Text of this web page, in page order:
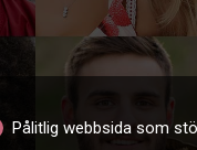
Pålitlig webbsida som